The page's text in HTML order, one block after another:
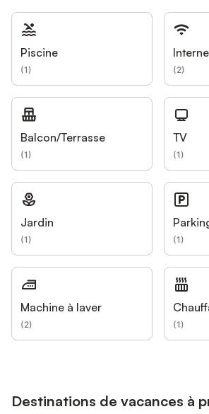
Piscine
(1) (2)
Balcon/Terrasse
(1)
TV
(1)
Jardin
(1) (1)
Machine à laver
(2) (1)
Destinations de vacances à